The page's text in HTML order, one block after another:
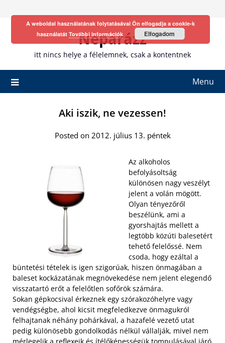
Neparázz
itt nincs helye a félelemnek, csak a kontentnek
Menu
Aki iszik, ne vezessen!
Posted on 2012. július 13. péntek
Az alkoholos
befolyásoltság
különösen nagy veszélyt
jelent a volán mögött.
Olyan tényezőről
beszélünk, ami a
gyorshajtás mellett a
legtöbb közúti balesetért
tehető felelőssé. Nem
csoda, hogy ezáltal a
büntetési tételek is igen szigorúak, hiszen önmagában a
baleset kockázatának megnövekedése nem jelent elegendő
visszatartó erőt a felelőtlen sofőrök számára.
Sokan gépkocsival érkeznek egy szórakozóhelyre vagy
vendégségbe, ahol kicsit megfeledkezve önmagukról
felhajtanak néhány pohárkával, a hazafelé vezető utat
pedig különösebb gondolkodás nélkül vállalják, mivel nem
A weboldal használatának folytatásával Ön elfogadja a cookie-k
használatát További információk Elfogadom